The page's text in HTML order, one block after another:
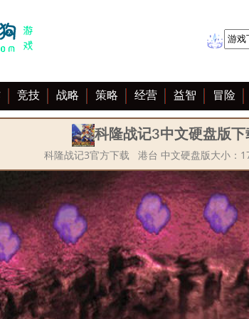
竞技 战略 策略 经营 益智 冒险
科隆战记3中文硬盘版下
科隆战记3官方下载 港台 中文硬盘版大小：